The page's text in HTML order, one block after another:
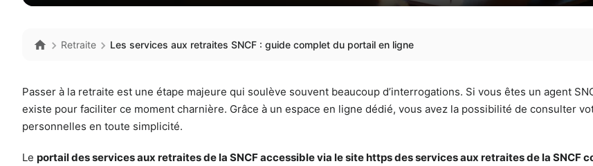
Retraite Les services aux retraites SNCF : guide complet du portail en ligne
Passer à la retraite est une étape majeure qui soulève souvent beaucoup d’interrogations. Si vous êtes un agent
existe pour faciliter ce moment charnière. Grâce à un espace en ligne dédié, vous avez la possibilité de consulter
personnelles en toute simplicité.
Le portail des services aux retraites de la SNCF accessible via le site https des services aux retraites de la SNCF